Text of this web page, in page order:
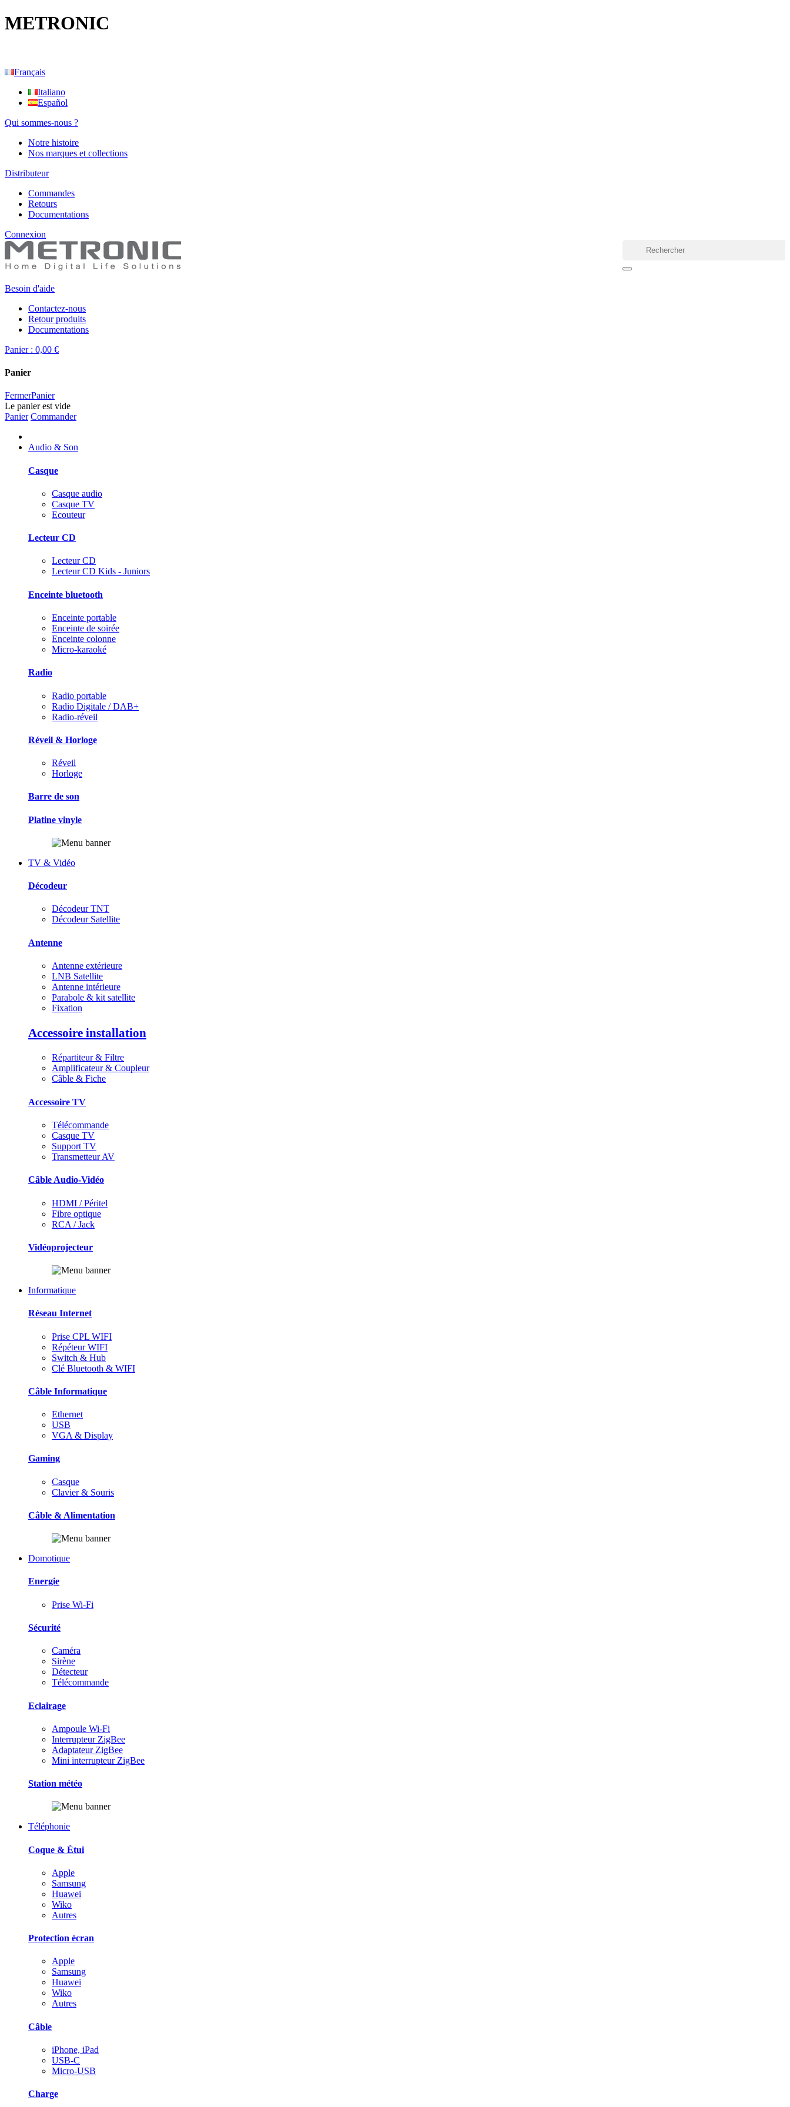
METRONIC
Français
Italiano
Español
Qui sommes-nous ?
Notre histoire
Nos marques et collections
Distributeur
Commandes
Retours
Documentations
Connexion
Besoin d'aide
Contactez-nous
Retour produits
Documentations
Panier : 0,00 €
Panier
FermerPanier
Le panier est vide
Panier Commander
Audio & Son
Casque
Casque audio
Casque TV
Ecouteur
Lecteur CD
Lecteur CD
Lecteur CD Kids - Juniors
Enceinte bluetooth
Enceinte portable
Enceinte de soirée
Enceinte colonne
Micro-karaoké
Radio
Radio portable
Radio Digitale / DAB+
Radio-réveil
Réveil & Horloge
Réveil
Horloge
Barre de son
Platine vinyle
TV & Vidéo
Décodeur
Décodeur TNT
Décodeur Satellite
Antenne
Antenne extérieure
LNB Satellite
Antenne intérieure
Parabole & kit satellite
Fixation
Accessoire installation
Répartiteur & Filtre
Amplificateur & Coupleur
Câble & Fiche
Accessoire TV
Télécommande
Casque TV
Support TV
Transmetteur AV
Câble Audio-Vidéo
HDMI / Péritel
Fibre optique
RCA / Jack
Vidéoprojecteur
Informatique
Réseau Internet
Prise CPL WIFI
Répéteur WIFI
Switch & Hub
Clé Bluetooth & WIFI
Câble Informatique
Ethernet
USB
VGA & Display
Gaming
Casque
Clavier & Souris
Câble & Alimentation
Domotique
Energie
Prise Wi-Fi
Sécurité
Caméra
Sirène
Détecteur
Télécommande
Eclairage
Ampoule Wi-Fi
Interrupteur ZigBee
Adaptateur ZigBee
Mini interrupteur ZigBee
Station météo
Téléphonie
Coque & Étui
Apple
Samsung
Huawei
Wiko
Autres
Protection écran
Apple
Samsung
Huawei
Wiko
Autres
Câble
iPhone, iPad
USB-C
Micro-USB
Charge